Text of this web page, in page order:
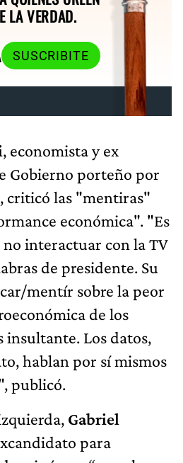
LA VERDAD.
SUSCRIBITE
, economista y ex
Gobierno porteño por
, criticó las "mentiras"
económica". "Es
interactuar con la TV
de presidente. Su
mentír sobre la peor
de los
insultante. Los datos,
hablan por sí mismos
publicó.
Gabriel
para